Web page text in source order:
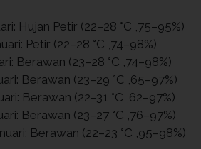
Hujan Petir (22–28 °C ,75–95%)
Petir (22–28 °C ,74–98%)
Berawan (23–28 °C ,74–98%)
Berawan (23–29 °C ,65–97%)
Berawan (22–31 °C ,62–97%)
Berawan (23–27 °C ,76–97%)
Berawan (22–23 °C ,95–98%)